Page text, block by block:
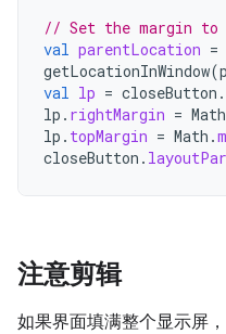
// Set the margin to
val parentLocation =
getLocationInWindow(
val lp = closeButton .
lp . rightMargin = Math
lp . topMargin = Math .
closeButton .
注意剪辑
如果界面填满整个显示屏